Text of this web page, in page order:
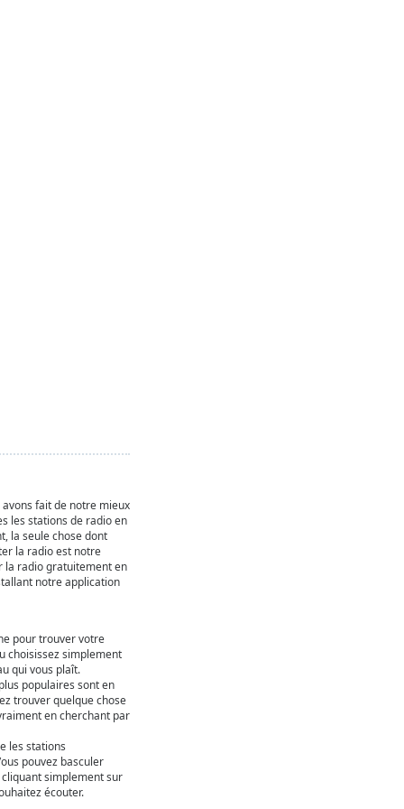
fait de notre mieux
les stations de radio en
la seule chose dont
la radio est notre
la radio gratuitement en
notre application
pour trouver votre
choisissez simplement
qui vous plaît.
populaires sont en
trouver quelque chose
en cherchant par
les stations
pouvez basculer
simplement sur
écouter.